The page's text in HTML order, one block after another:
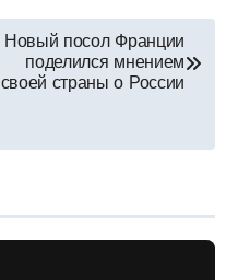
Новый посол Франции
поделился мнением
своей страны о России